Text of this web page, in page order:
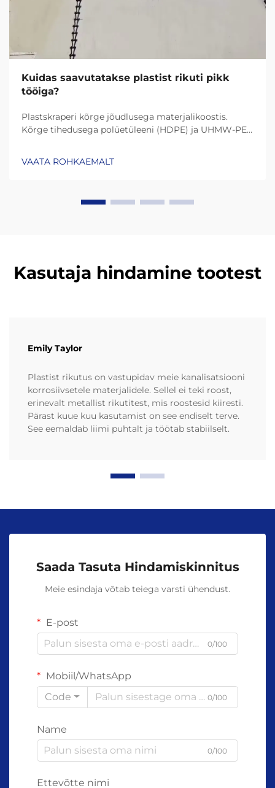
Kuidas saavutatakse plastist rikuti pikk
tööiga?
Plastskraperi kõrge jõudlusega materjalikoostis.
Kõrge tihedusega polüetüleeni (HDPE) ja UHMW-PE
palju kauem tänu materjalidele nagu HDPE (kõrge
VAATA ROHKAEMALT
Kasutaja hindamine tootest
Emily Taylor
Plastist rikutus on vastupidav meie kanalisatsiooni
korrosiivsetele materjalidele. Sellel ei teki roost,
erinevalt metallist rikutitest, mis roostesid kiiresti.
Pärast kuue kuu kasutamist on see endiselt terve.
See eemaldab liimi puhtalt ja töötab stabiilselt.
Saada Tasuta Hindamiskinnitus
Meie esindaja võtab teiega varsti ühendust.
E-post
0/100
Mobiil/WhatsApp
Code
0/100
Name
0/100
Ettevõtte nimi